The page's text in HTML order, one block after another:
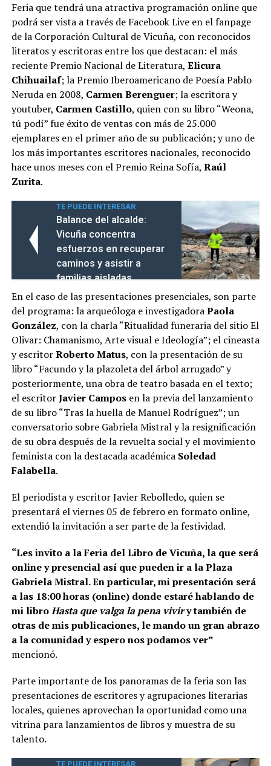
Feria que tendrá una atractiva programación online que
podrá ser vista a través de Facebook Live en el fanpage
de la Corporación Cultural de Vicuña, con reconocidos
literatos y escritoras entre los que destacan: el más
reciente Premio Nacional de Literatura, Elicura
Chihuailaf; la Premio Iberoamericano de Poesía Pablo
Neruda en 2008, Carmen Berenguer; la escritora y
youtuber, Carmen Castillo, quien con su libro “Weona,
tú podí” fue éxito de ventas con más de 25.000
ejemplares en el primer año de su publicación; y uno de
los más importantes escritores nacionales, reconocido
hace unos meses con el Premio Reina Sofía, Raúl
Zurita.
TE PUEDE INTERESAR
Balance del alcalde:
Vicuña concentra
esfuerzos en recuperar
caminos y asistir a
familias aisladas
En el caso de las presentaciones presenciales, son parte
del programa: la arqueóloga e investigadoraPaola
González, con la charla “Ritualidad funeraria del sitio El
Olivar: Chamanismo, Arte visual e Ideología”; el cineasta
y escritorRoberto Matus, con la presentación de su
libro “Facundo y la plazoleta del árbol arrugado” y
posteriormente, una obra de teatro basada en el texto;
el escritorJavier Camposen la previa del lanzamiento
de su libro “Tras la huella de Manuel Rodríguez”; un
conversatorio sobre Gabriela Mistral y la resignificación
de su obra después de la revuelta social y el movimiento
feminista con la destacada académica Soledad
Falabella.
El periodista y escritor Javier Rebolledo, quien se
presentará el viernes 05 de febrero en formato online,
extendió la invitación a ser parte de la festividad.
“Les invito a la Feria del Libro de Vicuña, la que será
online y presencial así que pueden ir a la Plaza
Gabriela Mistral. En particular, mi presentación será
a las 18:00 horas (online) donde estaré hablando de
mi libroHasta que valga la pena viviry también de
otras de mis publicaciones, le mando un gran abrazo
a la comunidad y espero nos podamos ver”
mencionó.
Parte importante de los panoramas de la feria son las
presentaciones de escritores y agrupaciones literarias
locales, quienes aprovechan la oportunidad como una
vitrina para lanzamientos de libros y muestra de su
talento.
TE PUEDE INTERESAR